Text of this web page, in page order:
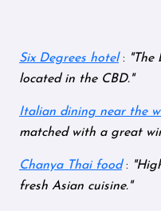
Six Degrees hotel:
The
located in the CBD.
Italian dining near the
matched with a great
Chanya Thai food:
fresh Asian cuisine.